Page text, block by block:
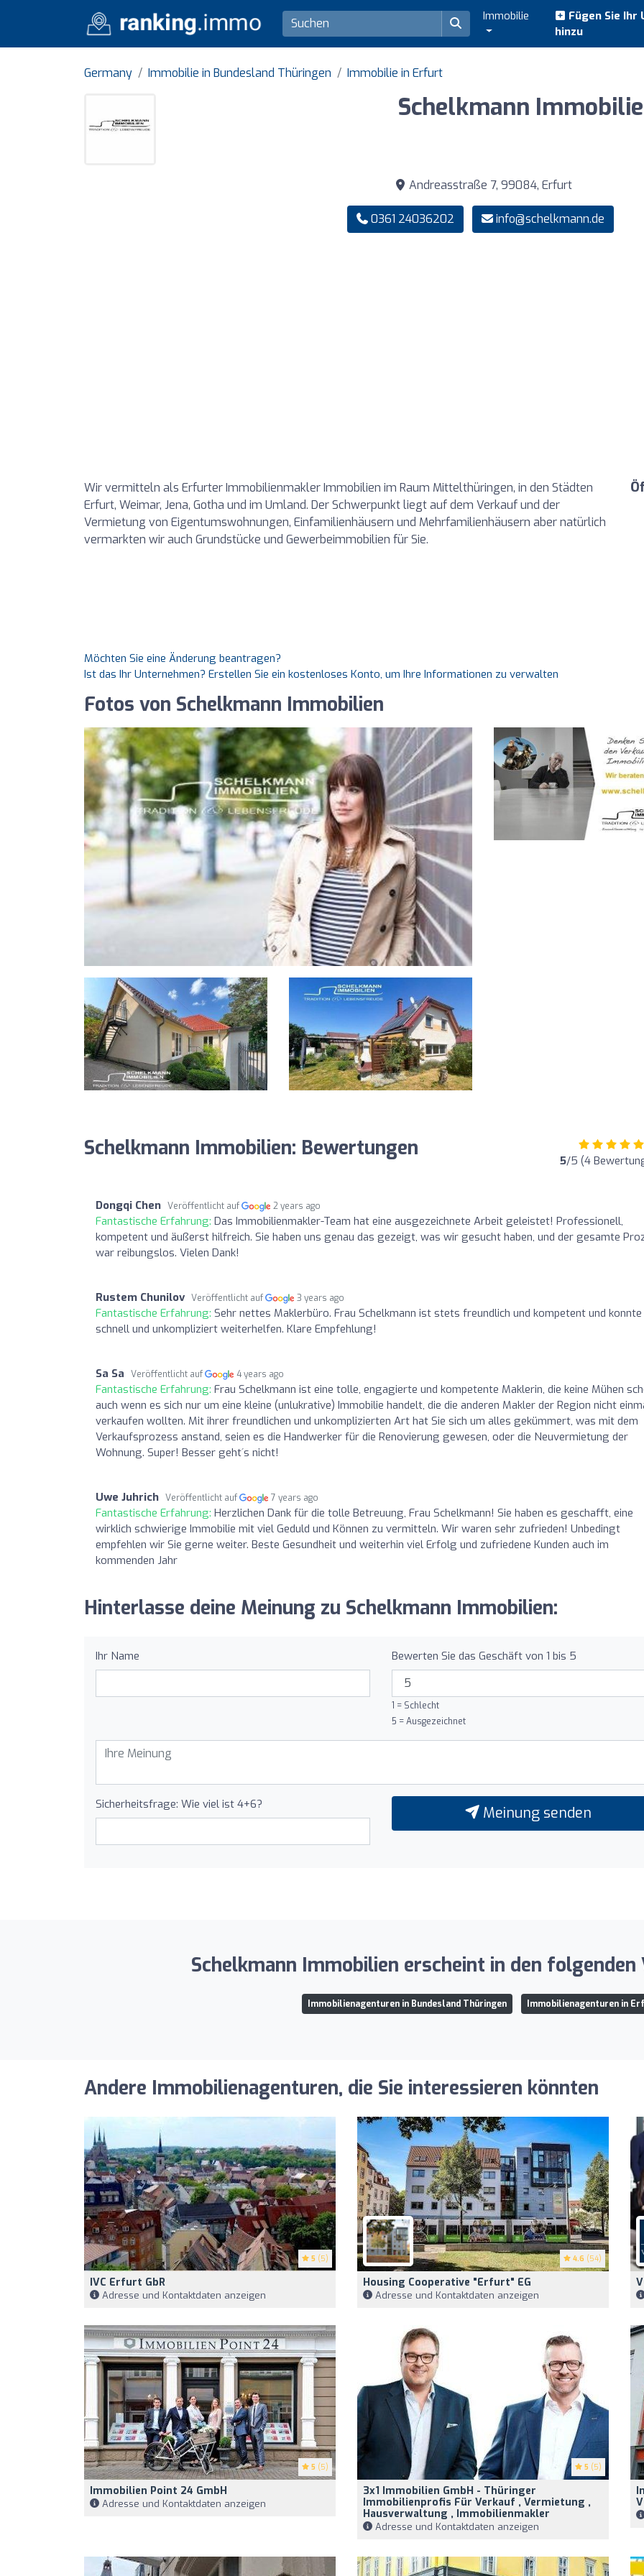
Immobilie
Fügen Sie
hinzu
Germany Immobilie in Bundesland Thüringen Immobilie in Erfurt
Schelkmann
Andreasstraße 7, 99084, Erfurt
0361 24036202 info@schelkmann.de
Wir vermitteln als Erfurter Immobilienmakler Immobilien im Raum Mittelthüringen, in den Städten
Erfurt, Weimar, Jena, Gotha und im Umland. Der Schwerpunkt liegt auf dem Verkauf und der
Vermietung von Eigentumswohnungen, Einfamilienhäusern und Mehrfamilienhäusern aber natürlich
vermarkten wir auch Grundstücke und Gewerbeimmobilien für Sie.
Möchten Sie eine Änderung beantragen?
Ist das Ihr Unternehmen? Erstellen Sie ein kostenloses Konto, um Ihre Informationen zu verwalten
Fotos von Schelkmann Immobilien
Schelkmann Immobilien: Bewertungen 5/5 (4
Dongqi Chen Veröffentlicht auf 2 years ago
Fantastische Erfahrung: Das Immobilienmakler-Team hat eine ausgezeichnete Arbeit geleistet! Professionell,
kompetent und äußerst hilfreich. Sie haben uns genau das gezeigt, was wir gesucht haben, und der gesamte
war reibungslos. Vielen Dank!
Rustem Chunilov Veröffentlicht auf 3 years ago
Fantastische Erfahrung: Sehr nettes Maklerbüro. Frau Schelkmann ist stets freundlich und kompetent und konnte
schnell und unkompliziert weiterhelfen. Klare Empfehlung!
Sa Sa Veröffentlicht auf 4 years ago
Fantastische Erfahrung: Frau Schelkmann ist eine tolle, engagierte und kompetente Maklerin, die keine Mühen
auch wenn es sich nur um eine kleine (unlukrative) Immobilie handelt, die die anderen Makler der Region nicht
verkaufen wollten. Mit ihrer freundlichen und unkomplizierten Art hat Sie sich um alles gekümmert, was mit dem
Verkaufsprozess anstand, seien es die Handwerker für die Renovierung gewesen, oder die Neuvermietung der
Wohnung. Super! Besser geht´s nicht!
Uwe Juhrich Veröffentlicht auf 7 years ago
Fantastische Erfahrung: Herzlichen Dank für die tolle Betreuung, Frau Schelkmann! Sie haben es geschafft, eine
wirklich schwierige Immobilie mit viel Geduld und Können zu vermitteln. Wir waren sehr zufrieden! Unbedingt
empfehlen wir Sie gerne weiter. Beste Gesundheit und weiterhin viel Erfolg und zufriedene Kunden auch im
kommenden Jahr
Hinterlasse deine Meinung zu Schelkmann Immobilien:
Ihr Name Bewerten Sie das Geschäft von 1 bis 5
1 = Schlecht
5 = Ausgezeichnet
Sicherheitsfrage: Wie viel ist 4+6? Meinung senden
Schelkmann Immobilien erscheint in den folgenden
Immobilienagenturen in Bundesland Thüringen Immobilienagenturen in
Andere Immobilienagenturen, die Sie interessieren könnten
5 (5)
IVC Erfurt GbR
Adresse und Kontaktdaten anzeigen
4.6 (54)
Housing Cooperative "Erfurt" EG
Adresse und Kontaktdaten anzeigen
5 (5)
Immobilien Point 24 GmbH
Adresse und Kontaktdaten anzeigen
5 (5)
3x1 Immobilien GmbH - Thüringer
Immobilienprofis Für Verkauf , Vermietung ,
Hausverwaltung , Immobilienmakler
Adresse und Kontaktdaten anzeigen